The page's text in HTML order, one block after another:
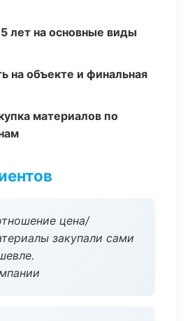
лет на основные виды
на объекте и финальная
материалов по
цена/
закупали сами